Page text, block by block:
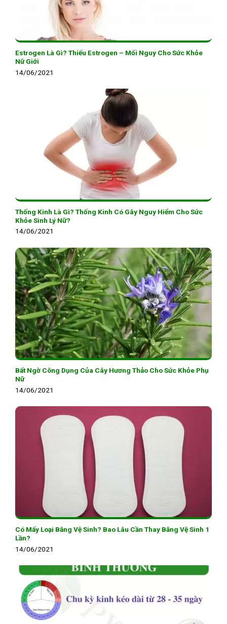
Estrogen Là Gì? Thiếu Estrogen – Mối Nguy Cho Sức Khỏe
Nữ Giới
14/06/2021
Thống Kinh Là Gì? Thống Kinh Có Gây Nguy Hiểm Cho Sức
Khỏe Sinh Lý Nữ?
14/06/2021
Bất Ngờ Công Dụng Của Cây Hương Thảo Cho Sức Khỏe Phụ
Nữ
14/06/2021
Có Mấy Loại Băng Vệ Sinh? Bao Lâu Cần Thay Băng Vệ Sinh 1
Lần?
14/06/2021